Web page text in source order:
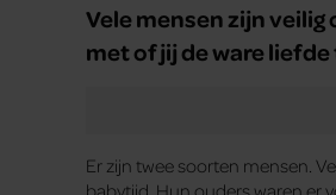
Vele mensen zijn
met of jij de ware
Er zijn twee soorten mensen.
babytijd. Hun ouders waren er